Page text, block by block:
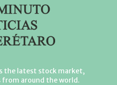
the latest stock market,
from around the world.